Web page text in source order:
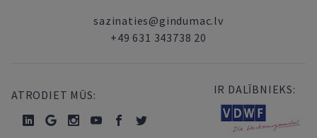
sazinaties@gindumac.lv
+49 631 343738 20
ATRODIET MŪS: IR DALĪBNIEKS: